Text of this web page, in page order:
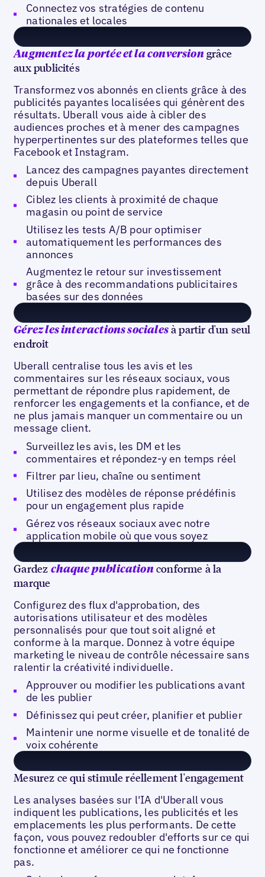
Connectez vos stratégies de contenu
nationales et locales
Augmentez la portée et la conversiongrâce
aux publicités
Transformez vos abonnés en clients grâce à des
publicités payantes localisées qui génèrent des
résultats. Uberall vous aide à cibler des
audiences proches et à mener des campagnes
hyperpertinentes sur des plateformes telles que
Facebook et Instagram.
Lancez des campagnes payantes directement
depuis Uberall
Ciblez les clients à proximité de chaque
magasin ou point de service
Utilisez les tests A/B pour optimiser
automatiquement les performances des
annonces
Augmentez le retour sur investissement
grâce à des recommandations publicitaires
basées sur des données
Gérez les interactions socialesà partir d'un seul
endroit
Uberall centralise tous les avis et les
commentaires sur les réseaux sociaux, vous
permettant de répondre plus rapidement, de
renforcer les engagements et la confiance, et de
ne plus jamais manquer un commentaire ou un
message client.
Surveillez les avis, les DM et les
commentaires et répondez-y en temps réel
Filtrer par lieu, chaîne ou sentiment
Utilisez des modèles de réponse prédéfinis
pour un engagement plus rapide
Gérez vos réseaux sociaux avec notre
application mobile où que vous soyez
Gardez chaque publicationconforme à la
marque
Configurez des flux d'approbation, des
autorisations utilisateur et des modèles
personnalisés pour que tout soit aligné et
conforme à la marque. Donnez à votre équipe
marketing le niveau de contrôle nécessaire sans
ralentir la créativité individuelle.
Approuver ou modifier les publications avant
de les publier
Définissez qui peut créer, planifier et publier
Maintenir une norme visuelle et de tonalité de
voix cohérente
Mesurez ce qui stimule réellement l'engagement
Les analyses basées sur l'IA d'Uberall vous
indiquent les publications, les publicités et les
emplacements les plus performants. De cette
façon, vous pouvez redoubler d'efforts sur ce qui
fonctionne et améliorer ce qui ne fonctionne
pas.